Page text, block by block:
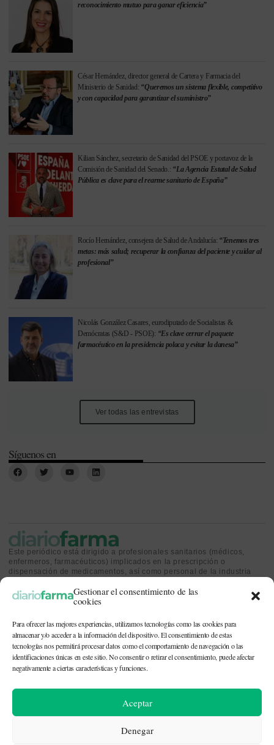
Gestionar el consentimiento de las
cookies
Para ofrecer las mejores experiencias, utilizamos tecnologías como las cookies para
almacenar y/o acceder a la información del dispositivo. El consentimiento de estas
tecnologías nos permitirá procesar datos como el comportamiento de navegación o las
identificaciones únicas en este sitio. No consentir o retirar el consentimiento, puede afectar
negativamente a ciertas características y funciones.
Aceptar
Denegar
reconocimiento mutuo para ganar eficiencia”
César Hernández, director general de Cartera y Farmacia del
Ministerio de Sanidad: “Queremos un sistema flexible, competitivo
y con capacidad para garantizar el suministro”
Kilian Sánchez, secretario de Sanidad del PSOE y portavoz de la
Comisión de Sanidad del Senado.: “La Agencia Estatal de Salud
Pública es clave para el rearme sanitario de España”
Rocío Hernández, consejera de Salud de Andalucía: “Tenemos tres
metas: más salud; recuperar la confianza del paciente y cuidar al
profesional”
Nicolás González Casares, eurodiputado de Socialistas &
Demócratas (S&D - PSOE): “Es clave cerrar el paquete
farmacéutico en la presidencia polaca y evitar la danesa”
Ver todas las entrevistas
Síguenos en
Este periódico está dirigido a profesionales sanitarios (médicos,
enfermeros, farmacéuticos) implicados en la prescripción o
dispensación de medicamentos, así como personal de la industria
sanitaria.
CONTACTO Y QUIÉNES SOMOS|POLÍTICA DE COOKIES|POLÍTICA DE
© 2026. Todos los derechos reservados. |
| Recursos
fotográficos: depositphotos